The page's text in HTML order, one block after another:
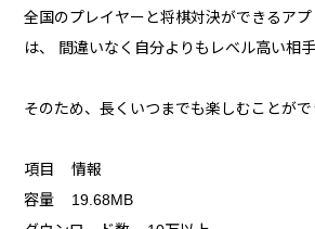
全国のプレイヤーと将棋対決ができるアプ
は、 間違いなく自分よりもレベル高い相
そのため、長くいつまでも楽しむことがで
項目 情報
容量 19.68MB